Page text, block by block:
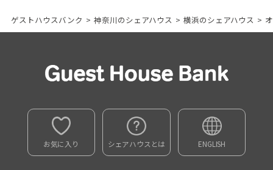
ゲストハウスバンク > 神奈川のシェアハウス > 横浜のシェアハウス >
お気に入り シェアハウスとは ENGLISH